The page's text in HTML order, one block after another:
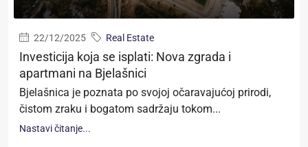
22/12/2025 Real Estate
Investicija koja se isplati: Nova zgrada i
apartmani na Bjelašnici
Bjelašnica je poznata po svojoj očaravajućoj prirodi,
čistom zraku i bogatom sadržaju tokom...
Nastavi čitanje...